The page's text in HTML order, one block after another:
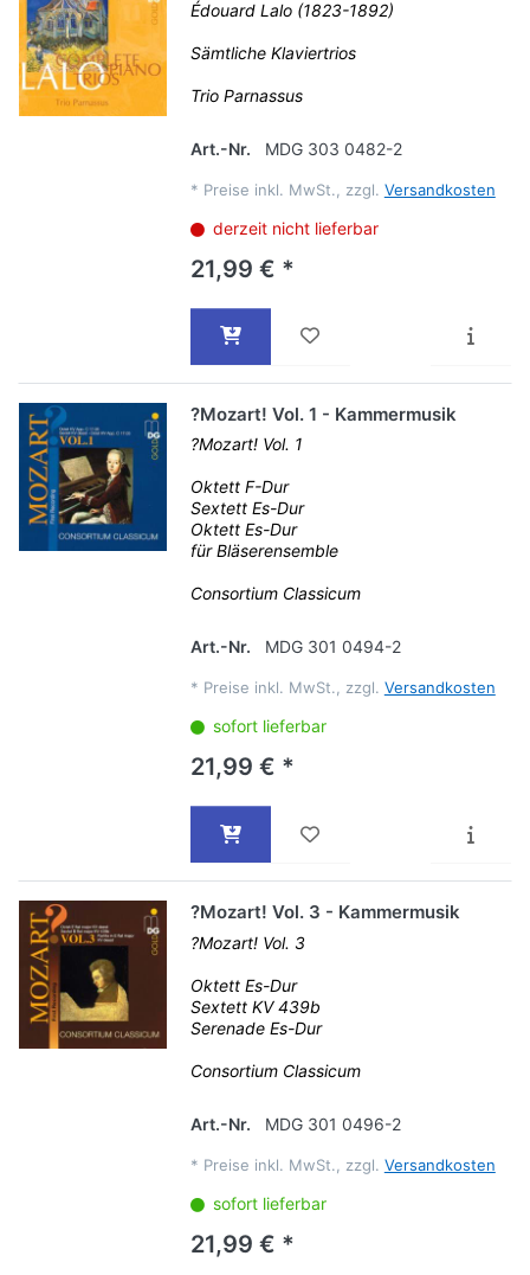
Édouard Lalo (1823-1892)
Sämtliche Klaviertrios
Trio Parnassus
Art.-Nr. MDG 303 0482-2
* Preise inkl. MwSt., zzgl. Versandkosten
derzeit nicht lieferbar
21,99 € *
?Mozart! Vol. 1 - Kammermusik
?Mozart! Vol. 1
Oktett F-Dur
Sextett Es-Dur
Oktett Es-Dur
für Bläserensemble
Consortium Classicum
Art.-Nr. MDG 301 0494-2
* Preise inkl. MwSt., zzgl. Versandkosten
sofort lieferbar
21,99 € *
?Mozart! Vol. 3 - Kammermusik
?Mozart! Vol. 3
Oktett Es-Dur
Sextett KV 439b
Serenade Es-Dur
Consortium Classicum
Art.-Nr. MDG 301 0496-2
* Preise inkl. MwSt., zzgl. Versandkosten
sofort lieferbar
21,99 € *